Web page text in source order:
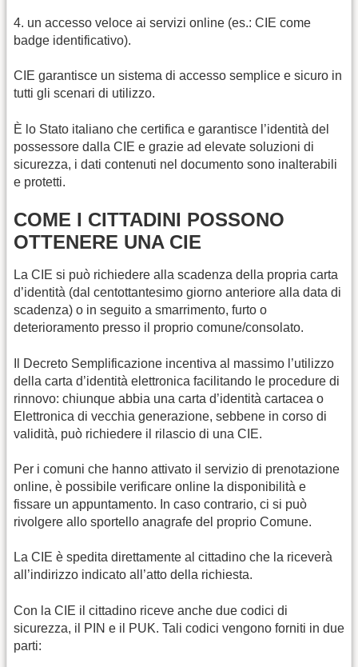
4. un accesso veloce ai servizi online (es.: CIE come
badge identificativo).
CIE garantisce un sistema di accesso semplice e sicuro in
tutti gli scenari di utilizzo.
È lo Stato italiano che certifica e garantisce l’identità del
possessore dalla CIE e grazie ad elevate soluzioni di
sicurezza, i dati contenuti nel documento sono inalterabili
e protetti.
COME I CITTADINI POSSONO
OTTENERE UNA CIE
La CIE si può richiedere alla scadenza della propria carta
d’identità (dal centottantesimo giorno anteriore alla data di
scadenza) o in seguito a smarrimento, furto o
deterioramento presso il proprio comune/consolato.
Il Decreto Semplificazione incentiva al massimo l’utilizzo
della carta d’identità elettronica facilitando le procedure di
rinnovo: chiunque abbia una carta d’identità cartacea o
Elettronica di vecchia generazione, sebbene in corso di
validità, può richiedere il rilascio di una CIE.
Per i comuni che hanno attivato il servizio di prenotazione
online, è possibile verificare online la disponibilità e
fissare un appuntamento. In caso contrario, ci si può
rivolgere allo sportello anagrafe del proprio Comune.
La CIE è spedita direttamente al cittadino che la riceverà
all’indirizzo indicato all’atto della richiesta.
Con la CIE il cittadino riceve anche due codici di
sicurezza, il PIN e il PUK. Tali codici vengono forniti in due
parti: